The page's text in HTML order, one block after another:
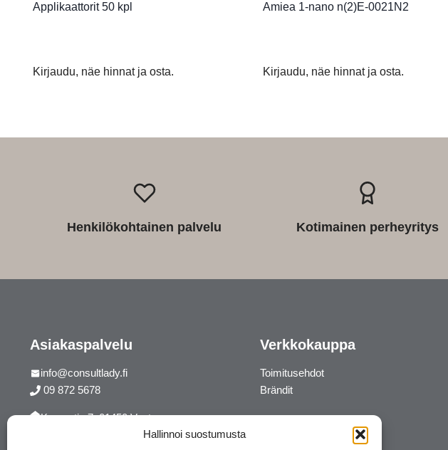
Hallinnoi suostumusta
Applikaattorit 50 kpl
Kirjaudu, näe hinnat ja osta.
Amiea 1-nano n(2)E-0021N2
Kirjaudu, näe hinnat ja osta.
Henkilökohtainen palvelu Kotimainen perheyritys
Asiakaspalvelu
info@consultlady.fi
09 872 5678
Korsontie 7, 01450 Vantaa
Verkkokauppa
Toimitusehdot
Brändit